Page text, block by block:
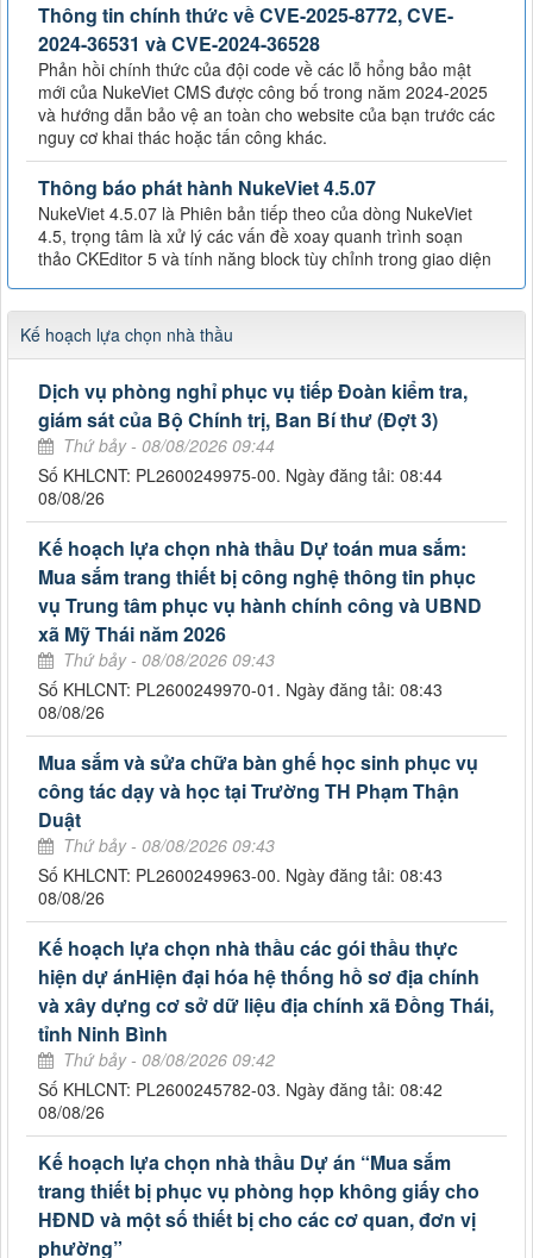
Thông tin chính thức về CVE-2025-8772, CVE-
2024-36531 và CVE-2024-36528
Phản hồi chính thức của đội code về các lỗ hổng bảo mật
mới của NukeViet CMS được công bố trong năm 2024-2025
và hướng dẫn bảo vệ an toàn cho website của bạn trước các
nguy cơ khai thác hoặc tấn công khác.
Thông báo phát hành NukeViet 4.5.07
NukeViet 4.5.07 là Phiên bản tiếp theo của dòng NukeViet
4.5, trọng tâm là xử lý các vấn đề xoay quanh trình soạn
thảo CKEditor 5 và tính năng block tùy chỉnh trong giao diện
Kế hoạch lựa chọn nhà thầu
Dịch vụ phòng nghỉ phục vụ tiếp Đoàn kiểm tra,
giám sát của Bộ Chính trị, Ban Bí thư (Đợt 3)
Thứ bảy - 08/08/2026 09:44
Số KHLCNT: PL2600249975-00. Ngày đăng tải: 08:44
08/08/26
Kế hoạch lựa chọn nhà thầu Dự toán mua sắm:
Mua sắm trang thiết bị công nghệ thông tin phục
vụ Trung tâm phục vụ hành chính công và UBND
xã Mỹ Thái năm 2026
Thứ bảy - 08/08/2026 09:43
Số KHLCNT: PL2600249970-01. Ngày đăng tải: 08:43
08/08/26
Mua sắm và sửa chữa bàn ghế học sinh phục vụ
công tác dạy và học tại Trường TH Phạm Thận
Duật
Thứ bảy - 08/08/2026 09:43
Số KHLCNT: PL2600249963-00. Ngày đăng tải: 08:43
08/08/26
Kế hoạch lựa chọn nhà thầu các gói thầu thực
hiện dự ánHiện đại hóa hệ thống hồ sơ địa chính
và xây dựng cơ sở dữ liệu địa chính xã Đồng Thái,
tỉnh Ninh Bình
Thứ bảy - 08/08/2026 09:42
Số KHLCNT: PL2600245782-03. Ngày đăng tải: 08:42
08/08/26
Kế hoạch lựa chọn nhà thầu Dự án “Mua sắm
trang thiết bị phục vụ phòng họp không giấy cho
HĐND và một số thiết bị cho các cơ quan, đơn vị
phường”